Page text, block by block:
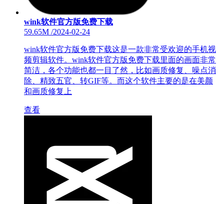
wink软件官方版免费下载
59.65M /2024-02-24
wink软件官方版免费下载这是一款非常受欢迎的手机视
频剪辑软件。wink软件官方版免费下载里面的画面非常
简洁，各个功能也都一目了然，比如画质修复、噪点消
除、精致五官、转GIF等。而这个软件主要的是在美颜
和画质修复上
查看